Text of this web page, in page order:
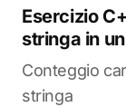
Esercizio
stringa in
Conteggio
stringa